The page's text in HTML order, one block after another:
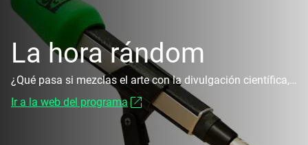
La hora rándom
¿Qué pasa si mezclas el arte con la divulgación científica, la naturaleza y las matemáticas? Pues que acabas hablando de cosas completamente inesperadas, aleatorias¿¿random¿. El divulgador científico Antonio Martínez Ron; el especialista en Historia del Arte Miguel Angel Cajigal, el Barroquista; la matemática Clara Grima; y nuestro medioambientalista de cabecera, José Luis Gallego
Ir a la web del programa